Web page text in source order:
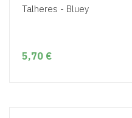
Talheres - Bluey
5,70 €